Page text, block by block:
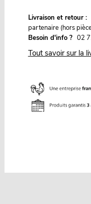
Livraison et retour :
partenaire (hors
Besoin d'info ? 02
Tout savoir sur la